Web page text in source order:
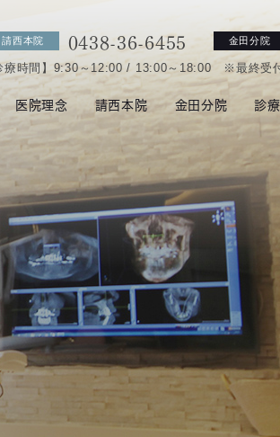
請西本院 0438-36-6455 金田分院
療時間】9:30～12:00 / 13:00～18:00 ※最終受
医院理念 請西本院 金田分院 診